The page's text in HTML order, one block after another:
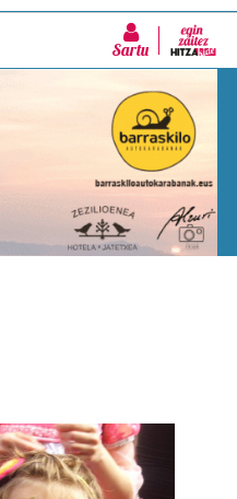
Sartu